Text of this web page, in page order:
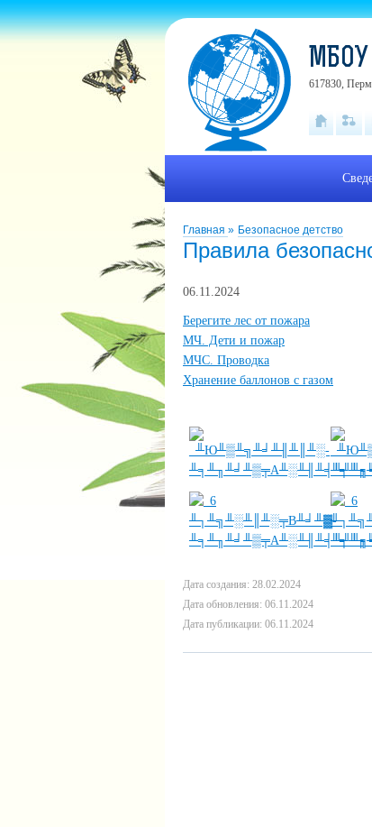
Главная » Безопасное детство
Правила
06.11.2024
Берегите лес от пожара
МЧ. Дети и пожар
МЧС. Проводка
Хранение баллонов с газом
Дата создания: 28.02.2024
Дата обновления: 06.11.2024
Дата публикации: 06.11.2024
617830,